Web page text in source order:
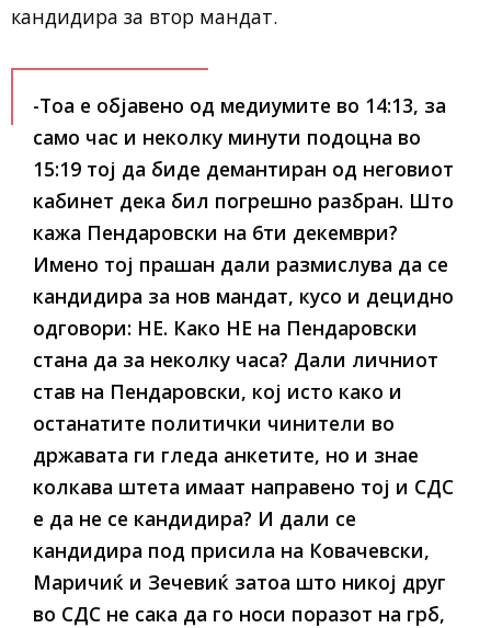
кандидира за втор мандат.
-Тоа е објавено од медиумите во 14:13, за
само час и неколку минути подоцна во
15:19 тој да биде демантиран од неговиот
кабинет дека бил погрешно разбран. Што
кажа Пендаровски на 6ти декември?
Имено тој прашан дали размислува да се
кандидира за нов мандат, кусо и децидно
одговори: НЕ. Како НЕ на Пендаровски
стана да за неколку часа? Дали личниот
став на Пендаровски, кој исто како и
останатите политички чинители во
државата ги гледа анкетите, но и знае
колкава штета имаат направено тој и СДС
е да не се кандидира? И дали се
кандидира под присила на Ковачевски,
Маричиќ и Зечевиќ затоа што никој друг
во СДС не сака да го носи поразот на грб,